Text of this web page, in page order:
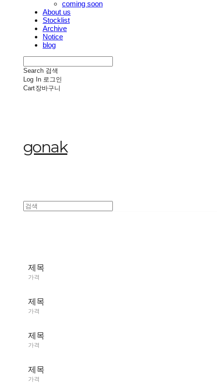
coming soon
About us
Stocklist
Archive
Notice
blog
Search 검색
Log In 로그인
Cart장바구니
gonak
제목
가격
제목
가격
제목
가격
제목
가격